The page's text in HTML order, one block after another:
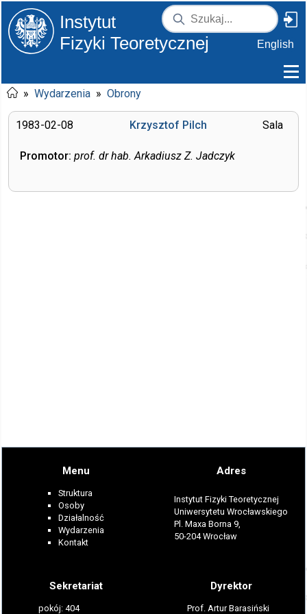
Instytut
Fizyki Teoretycznej
English
» Wydarzenia » Obrony
1983-02-08 Sala
Krzysztof Pilch
Promotor: prof. dr hab. Arkadiusz Z. Jadczyk
Menu
Struktura
Osoby
Działalność
Wydarzenia
Kontakt
Adres
Instytut Fizyki Teoretycznej
Uniwersytetu Wrocławskiego
Pl. Maxa Borna 9,
50-204 Wrocław
Sekretariat
pokój: 404
Dyrektor
Prof. Artur Barasiński